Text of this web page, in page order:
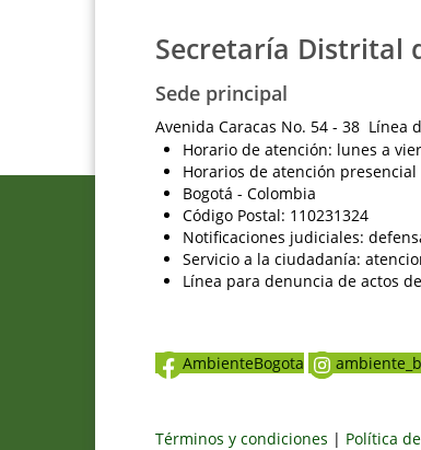
Secretaría Distrital
Sede principal
Avenida Caracas No. 54 - 38 Línea
Horario de atención: lunes a
Horarios de atención
Bogotá - Colombia
Código Postal: 110231324
Notificaciones judiciales:
Servicio a la ciudadanía:
Línea para denuncia de actos
AmbienteBogota
Términos y condiciones | Política